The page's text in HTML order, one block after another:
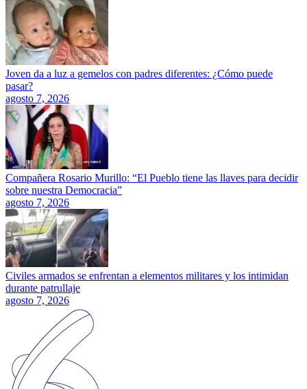
Joven da a luz a gemelos con padres diferentes: ¿Cómo puede
pasar?
agosto 7, 2026
Compañera Rosario Murillo: “El Pueblo tiene las llaves para decidir
sobre nuestra Democracia”
agosto 7, 2026
Civiles armados se enfrentan a elementos militares y los intimidan
durante patrullaje
agosto 7, 2026